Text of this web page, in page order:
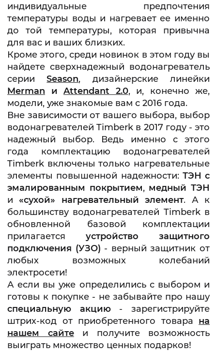
индивидуальные предпочтения
температуры воды и нагревает ее именно
до той температуры, которая привычна
для вас и ваших близких.
Кроме этого, среди новинок в этом году вы
найдете сверхнадежный водонагреватель
серииSeason, дизайнерские линейки
Merman и Attendant 2.0, и, конечно же,
модели, уже знакомые вам с 2016 года.
Вне зависимости от вашего выбора, выбор
водонагревателей Timberk в 2017 году - это
надежный выбор. Ведь именно с этого
года комплектацию водонагревателей
Timberk включены только нагревательные
элементы повышенной надежности: ТЭН с
эмалированным покрытием, медный ТЭН
и «сухой» нагревательный элемент. А к
большинству водонагревателей Timberk в
обновленной базовой комплектации
прилагается устройство защитного
подключения (УЗО) - верный защитник от
любых возможных колебаний
электросети!
А если вы уже определились с выбором и
готовы к покупке - не забывайте про нашу
специальную акцию - зарегистрируйте
штрих-код от приобретенного товара на
нашем сайтеи получите возможность
выиграть множество ценных подарков!